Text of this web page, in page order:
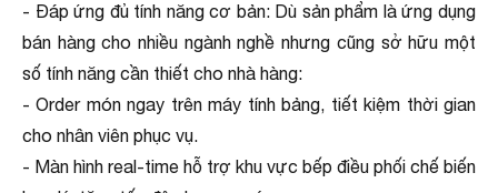
- Đáp ứng đủ tính năng cơ bản: Dù sản phẩm là ứng dụng
bán hàng cho nhiều ngành nghề nhưng cũng sở hữu một
số tính năng cần thiết cho nhà hàng:
- Order món ngay trên máy tính bảng, tiết kiệm thời gian
cho nhân viên phục vụ.
- Màn hình real-time hỗ trợ khu vực bếp điều phối chế biến